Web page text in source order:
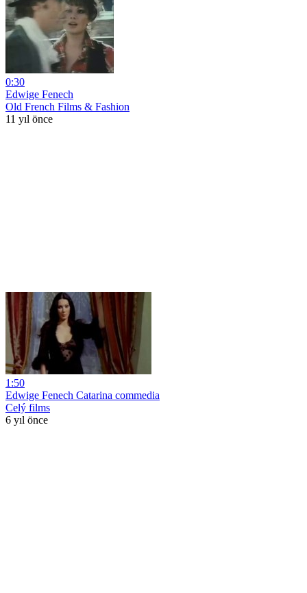
0:30
Edwige Fenech
Old French Films & Fashion
11 yıl önce
1:50
Edwige Fenech Catarina commedia
Celý films
6 yıl önce